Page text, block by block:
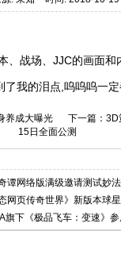
、战场、JJC的画面和
我的泪点,呜呜呜一
养成大曝光 下一篇： 3D
15日全面公测
谭网络版满级邀请测试妙法
录
态网页传奇世界》新版本球星
略
旗下《极品飞车：变速》